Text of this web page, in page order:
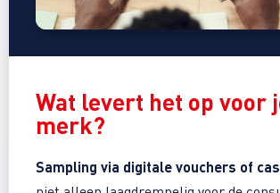
Wat levert het op voor
merk?
Sampling via digitale vouchers of